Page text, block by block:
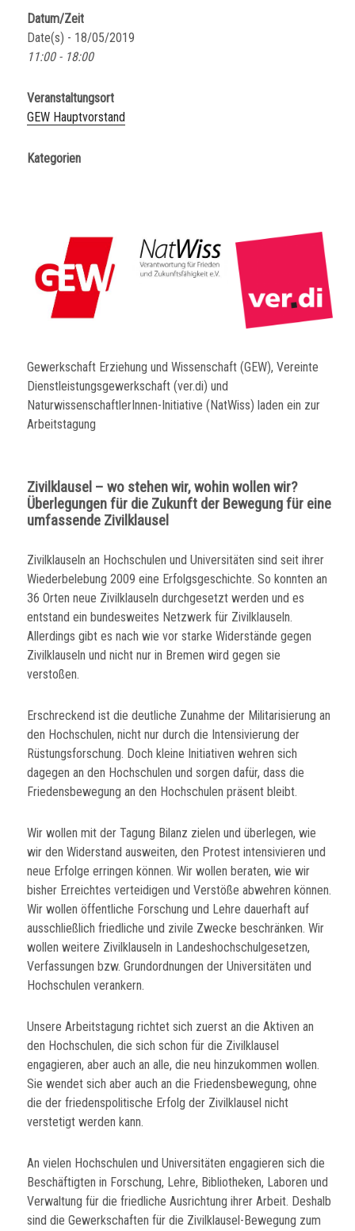
Datum/Zeit
Date(s) - 18/05/2019
11:00 - 18:00
Veranstaltungsort
GEW Hauptvorstand
Kategorien
Gewerkschaft Erziehung und Wissenschaft (GEW), Vereinte
Dienstleistungsgewerkschaft (ver.di) und
NaturwissenschaftlerInnen-Initiative (NatWiss) laden ein zur
Arbeitstagung
Zivilklausel – wo stehen wir, wohin wollen wir?
Überlegungen für die Zukunft der Bewegung für eine
umfassende Zivilklausel
Zivilklauseln an Hochschulen und Universitäten sind seit ihrer
Wiederbelebung 2009 eine Erfolgsgeschichte. So konnten an
36 Orten neue Zivilklauseln durchgesetzt werden und es
entstand ein bundesweites Netzwerk für Zivilklauseln.
Allerdings gibt es nach wie vor starke Widerstände gegen
Zivilklauseln und nicht nur in Bremen wird gegen sie
verstoßen.
Erschreckend ist die deutliche Zunahme der Militarisierung an
den Hochschulen, nicht nur durch die Intensivierung der
Rüstungsforschung. Doch kleine Initiativen wehren sich
dagegen an den Hochschulen und sorgen dafür, dass die
Friedensbewegung an den Hochschulen präsent bleibt.
Wir wollen mit der Tagung Bilanz zielen und überlegen, wie
wir den Widerstand ausweiten, den Protest intensivieren und
neue Erfolge erringen können. Wir wollen beraten, wie wir
bisher Erreichtes verteidigen und Verstöße abwehren können.
Wir wollen öffentliche Forschung und Lehre dauerhaft auf
ausschließlich friedliche und zivile Zwecke beschränken. Wir
wollen weitere Zivilklauseln in Landeshochschulgesetzen,
Verfassungen bzw. Grundordnungen der Universitäten und
Hochschulen verankern.
Unsere Arbeitstagung richtet sich zuerst an die Aktiven an
den Hochschulen, die sich schon für die Zivilklausel
engagieren, aber auch an alle, die neu hinzukommen wollen.
Sie wendet sich aber auch an die Friedensbewegung, ohne
die der friedenspolitische Erfolg der Zivilklausel nicht
verstetigt werden kann.
An vielen Hochschulen und Universitäten engagieren sich die
Beschäftigten in Forschung, Lehre, Bibliotheken, Laboren und
Verwaltung für die friedliche Ausrichtung ihrer Arbeit. Deshalb
sind die Gewerkschaften für die Zivilklausel-Bewegung zum